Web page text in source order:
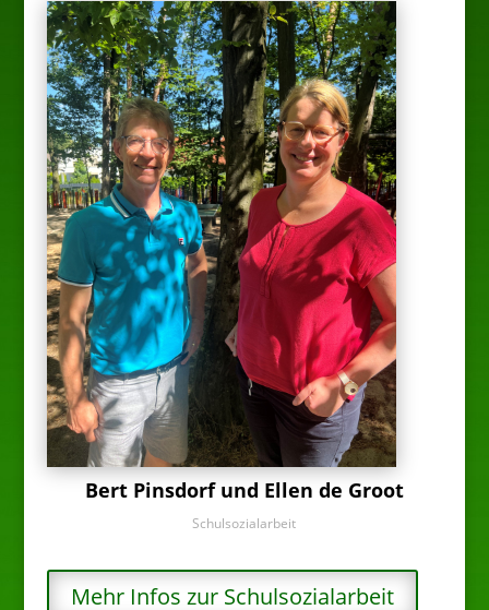
Bert Pinsdorf und Ellen de Groot
Schulsozialarbeit
Mehr Infos zur Schulsozialarbeit